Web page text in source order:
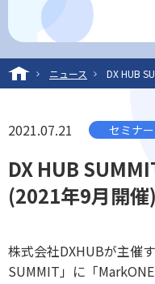
ニュース DX HUB
2021.07.21 セミナ
DX HUB
(2021年9月開催)
株式会社DXHUBが主催
SUMMIT」に「